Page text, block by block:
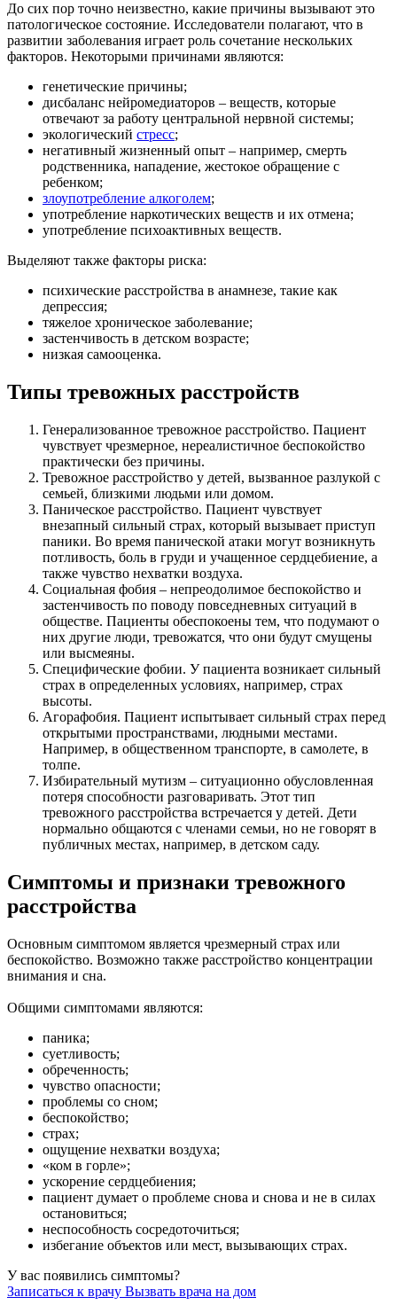
До сих пор точно неизвестно, какие причины вызывают это
патологическое состояние. Исследователи полагают, что в
развитии заболевания играет роль сочетание нескольких
факторов. Некоторыми причинами являются:
генетические причины;
дисбаланс нейромедиаторов – веществ, которые
отвечают за работу центральной нервной системы;
экологический стресс;
негативный жизненный опыт – например, смерть
родственника, нападение, жестокое обращение с
ребенком;
злоупотребление алкоголем;
употребление наркотических веществ и их отмена;
употребление психоактивных веществ.
Выделяют также факторы риска:
психические расстройства в анамнезе, такие как
депрессия;
тяжелое хроническое заболевание;
застенчивость в детском возрасте;
низкая самооценка.
Типы тревожных расстройств
Генерализованное тревожное расстройство. Пациент
чувствует чрезмерное, нереалистичное беспокойство
практически без причины.
Тревожное расстройство у детей, вызванное разлукой с
семьей, близкими людьми или домом.
Паническое расстройство. Пациент чувствует
внезапный сильный страх, который вызывает приступ
паники. Во время панической атаки могут возникнуть
потливость, боль в груди и учащенное сердцебиение, а
также чувство нехватки воздуха.
Социальная фобия – непреодолимое беспокойство и
застенчивость по поводу повседневных ситуаций в
обществе. Пациенты обеспокоены тем, что подумают о
них другие люди, тревожатся, что они будут смущены
или высмеяны.
Специфические фобии. У пациента возникает сильный
страх в определенных условиях, например, страх
высоты.
Агорафобия. Пациент испытывает сильный страх перед
открытыми пространствами, людными местами.
Например, в общественном транспорте, в самолете, в
толпе.
Избирательный мутизм – ситуационно обусловленная
потеря способности разговаривать. Этот тип
тревожного расстройства встречается у детей. Дети
нормально общаются с членами семьи, но не говорят в
публичных местах, например, в детском саду.
Симптомы и признаки тревожного
расстройства
Основным симптомом является чрезмерный страх или
беспокойство. Возможно также расстройство концентрации
внимания и сна.
Общими симптомами являются:
паника;
суетливость;
обреченность;
чувство опасности;
проблемы со сном;
беспокойство;
страх;
ощущение нехватки воздуха;
«ком в горле»;
ускорение сердцебиения;
пациент думает о проблеме снова и снова и не в силах
остановиться;
неспособность сосредоточиться;
избегание объектов или мест, вызывающих страх.
У вас появились симптомы?
Записаться к врачу Вызвать врача на дом